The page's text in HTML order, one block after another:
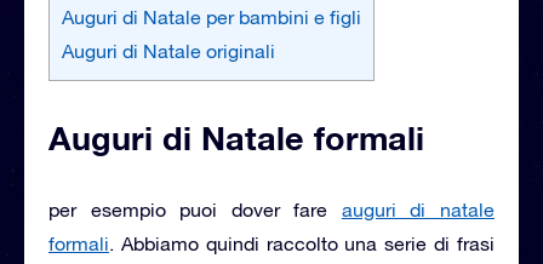
Auguri di Natale per bambini e figli
Auguri di Natale originali
Auguri di Natale formali
per esempio puoi dover fare auguri di natale
formali. Abbiamo quindi raccolto una serie di frasi